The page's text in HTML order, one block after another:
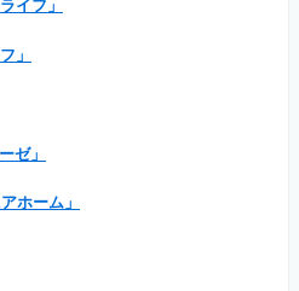
イフ」
」
ゼ」
ホーム」